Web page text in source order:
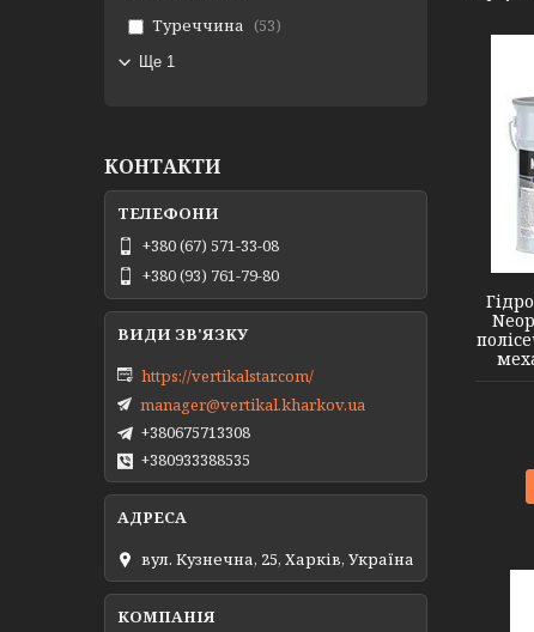
Туреччина
53
Ще 1
КОНТАКТИ
+380 (67) 571-33-08
+380 (93) 761-79-80
https://vertikalstar.com/
manager@vertikal.kharkov.ua
+380675713308
+380933388535
вул. Кузнечна, 25, Харків, Україна